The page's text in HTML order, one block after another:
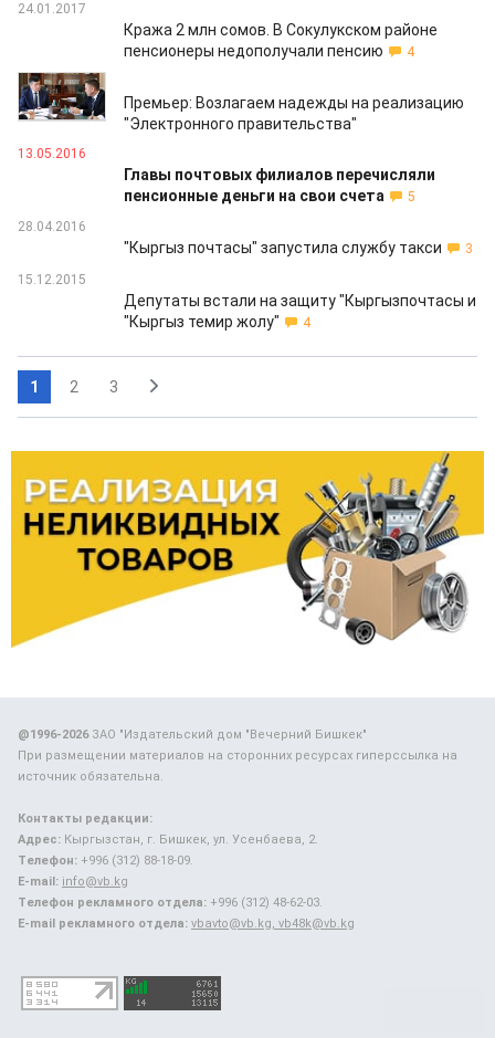
24.01.2017
Кража 2 млн сомов. В Сокулукском районе
пенсионеры недополучали пенсию
4
05.08.2016
Премьер: Возлагаем надежды на реализацию
"Электронного правительства"
13.05.2016
Главы почтовых филиалов перечисляли
пенсионные деньги на свои счета
5
28.04.2016
"Кыргыз почтасы" запустила службу такси
3
15.12.2015
Депутаты встали на защиту "Кыргызпочтасы и
"Кыргыз темир жолу"
4
1 2 3
@1996-2026ЗАО "Издательский дом "Вечерний Бишкек"
При размещении материалов на сторонних ресурсах гиперссылка на
источник обязательна.
Контакты редакции:
Адрес: Кыргызстан, г. Бишкек, ул. Усенбаева, 2.
Телефон: +996 (312) 88-18-09.
E-mail: info@vb.kg
Телефон рекламного отдела: +996 (312) 48-62-03.
E-mail рекламного отдела: vbavto@vb.kg, vb48k@vb.kg